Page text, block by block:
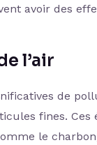
avoir des
l’air
de
fines. Ces
le